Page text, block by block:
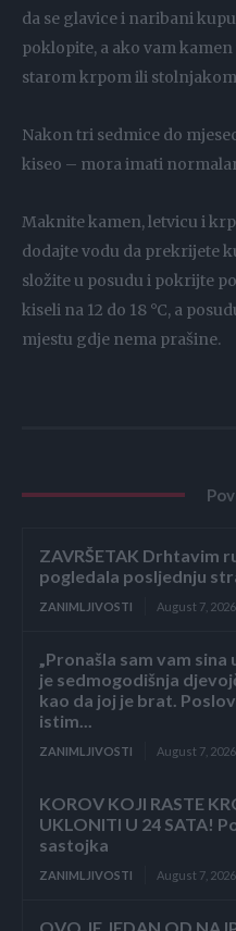
da se glavice i naribani
poklopite, a ako vam
starom krpom ili
Nakon tri sedmice do
kiseo – mora imati
Maknite kamen, letvicu i
dodajte vodu da prekrijete
složite u posudu i pokrijte
kiseli na 12 do 18 °C, a
mjestu gdje nema prašine.
ZAVRŠETAK Drhtavim
pogledala posljednju
ZANIMLJIVOSTI August 7, 2026
„Pronašla sam vam
je sedmogodišnja
kao da joj je brat.
istim...
ZANIMLJIVOSTI August 7, 2026
KOROV KOJI RASTE
UKLONITI U 24 SATA!
sastojka
ZANIMLJIVOSTI August 7, 2026